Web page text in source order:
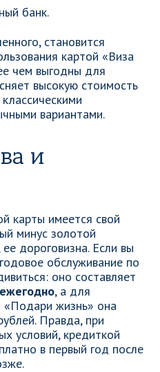
банк.
становится
картой «Виза
чем выгодны для
высокую стоимость
вариантами.
и
карты имеется свой
минус золотой
дороговизна. Если вы
обслуживание по
оно составляет
, а для
«Подари жизнь» она
Правда, при
условий, кредиткой
в первый год после